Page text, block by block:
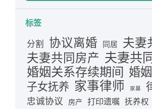
标签
分割 协议离婚 同居 夫妻
夫妻共同房产 夫妻共
婚姻关系存续期间 婚
子女抚养 家事律师 家暴
忠诚协议 房产 打印遗嘱 抚养权